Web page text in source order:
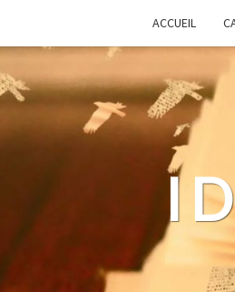
ACCUEIL